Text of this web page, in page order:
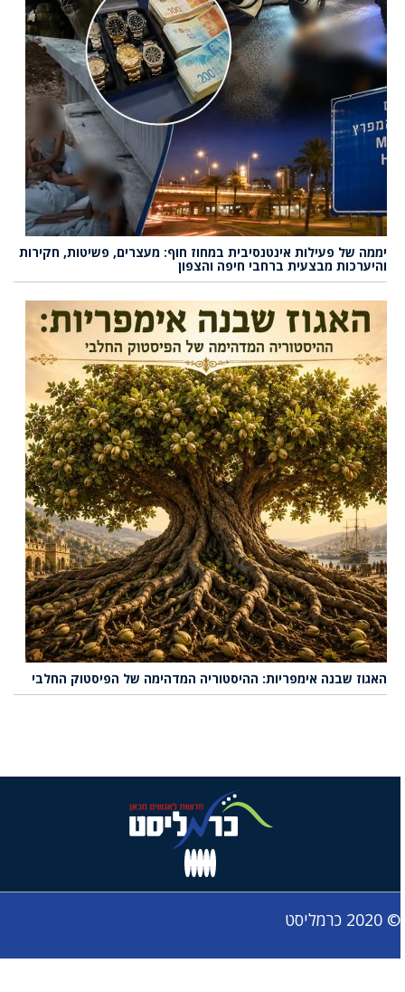
יממה של פעילות אינטנסיבית במחוז חוף: מעצרים, פשיטות, חקירות
והיערכות מבצעית ברחבי חיפה והצפון
האגוז שבנה אימפריות: ההיסטוריה המדהימה של הפיסטוק החלבי
© 2020 כרמליסט